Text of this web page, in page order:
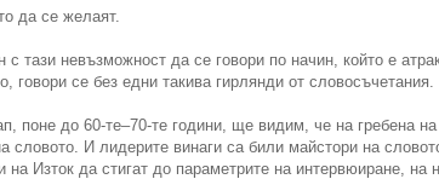
да се желаят.
тази невъзможност да се говори по начин, който е
се без едни такива гирлянди от словосъчетания.
поне до 60-те–70-те години, ще видим, че на гребена
словото. И лидерите винаги са били майстори на
Изток да стигат до параметрите на интервюиране, на